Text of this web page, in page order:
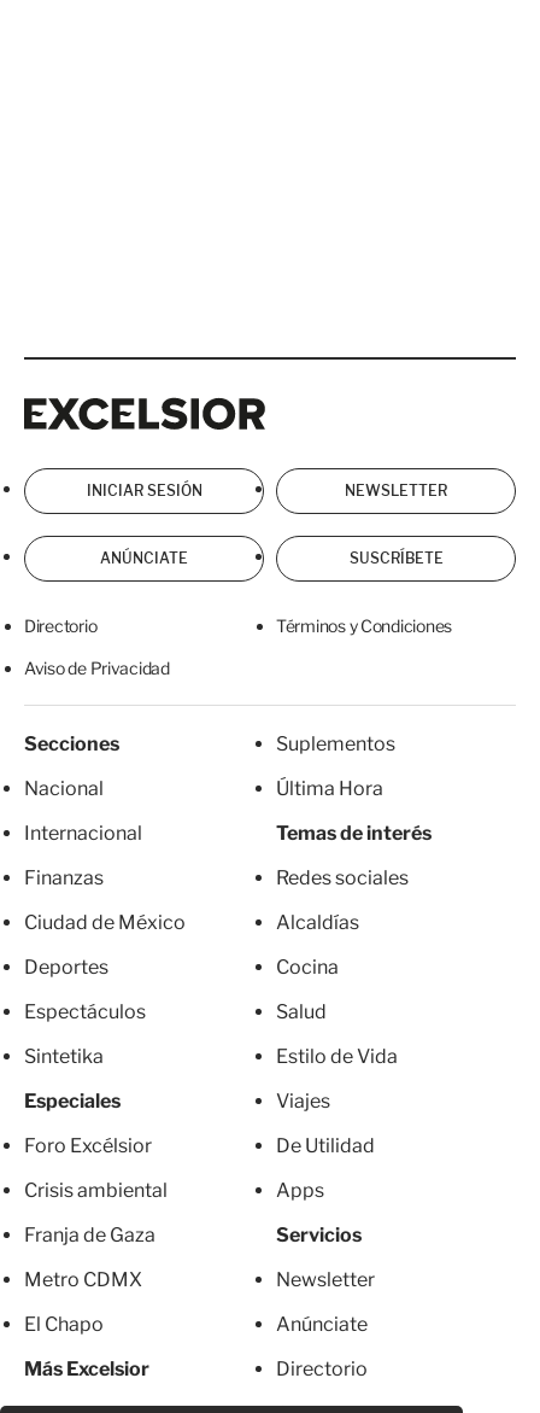
INICIAR SESIÓN NEWSLETTER
ANÚNCIATE SUSCRÍBETE
Directorio Términos y Condiciones
Aviso de Privacidad
Secciones
Nacional
Internacional
Finanzas
Ciudad de México
Deportes
Espectáculos
Sintetika
Especiales
Foro Excélsior
Crisis ambiental
Franja de Gaza
Metro CDMX
El Chapo
Más Excelsior
Suplementos
Última Hora
Temas de interés
Redes sociales
Alcaldías
Cocina
Salud
Estilo de Vida
Viajes
De Utilidad
Apps
Servicios
Newsletter
Anúnciate
Directorio